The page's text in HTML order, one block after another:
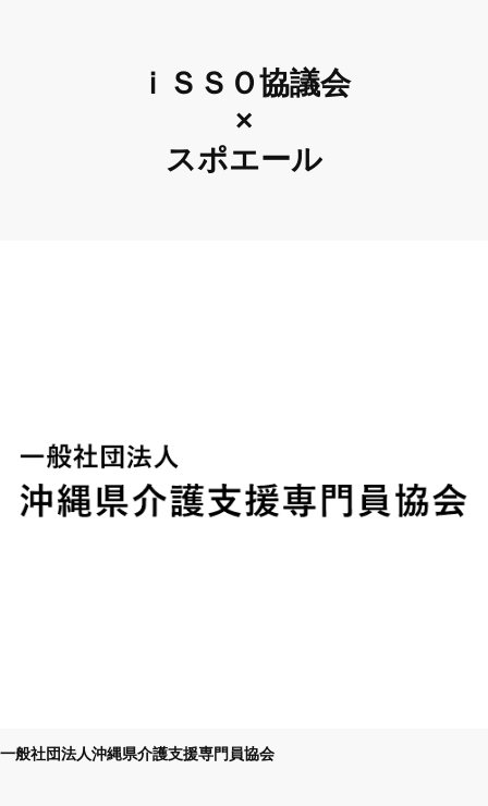
ｉＳＳＯ協議会
×
スポエール
一般社団法人沖縄県介護支援専門員協会